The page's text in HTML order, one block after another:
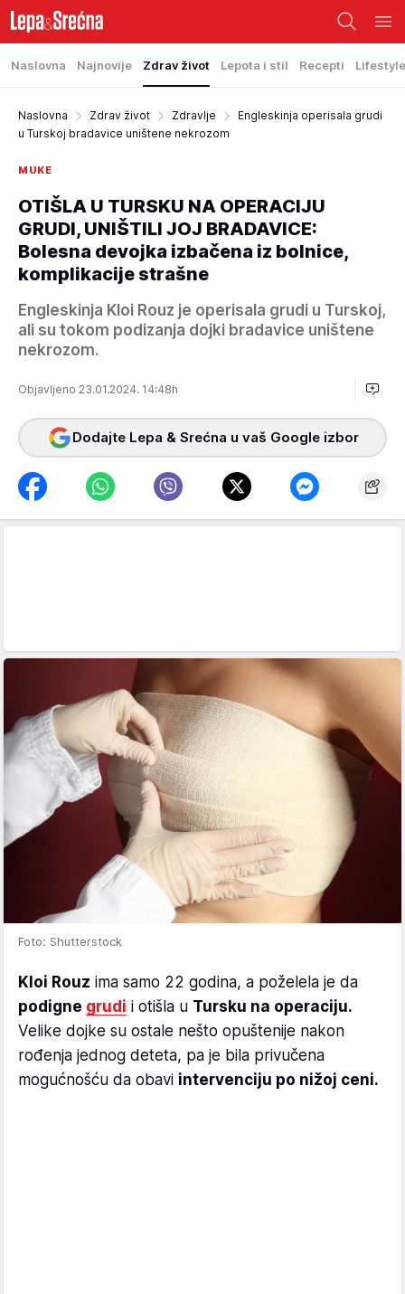
Naslovna Najnovije Zdrav život Lepota i stil Recepti Lifestyle
Naslovna Zdrav život Zdravlje
Engleskinja operisala grudi
u Turskoj bradavice uništene nekrozom
MUKE
OTIŠLA U TURSKU NA OPERACIJU
GRUDI, UNIŠTILI JOJ BRADAVICE:
Bolesna devojka izbačena iz bolnice,
komplikacije strašne
Engleskinja Kloi Rouz je operisala grudi u Turskoj,
ali su tokom podizanja dojki bradavice uništene
nekrozom.
Objavljeno 23.01.2024. 14:48h
Dodajte Lepa & Srećna u vaš Google izbor
Foto: Shutterstock
Kloi Rouz ima samo 22 godina, a poželela je da
podigne grudi i otišla u Tursku na operaciju.
Velike dojke su ostale nešto opuštenije nakon
rođenja jednog deteta, pa je bila privučena
mogućnošću da obavi intervenciju po nižoj ceni.